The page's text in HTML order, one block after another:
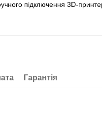
підключення
Гарантія